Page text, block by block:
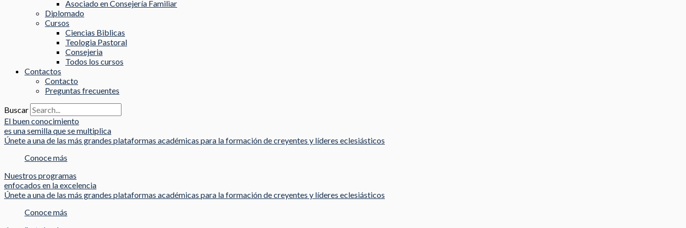
Asociado en Consejería Familiar
Diplomado
Cursos
Ciencias Biblicas
Teologia Pastoral
Consejeria
Todos los cursos
Contactos
Contacto
Preguntas frecuentes
Buscar
El buen conocimiento
es una semilla que se multiplica
Únete a una de las más grandes plataformas académicas para la formación de creyentes y líderes eclesiásticos
Conoce más
Nuestros programas
enfocados en la excelencia
Únete a una de las más grandes plataformas académicas para la formación de creyentes y líderes eclesiásticos
Conoce más